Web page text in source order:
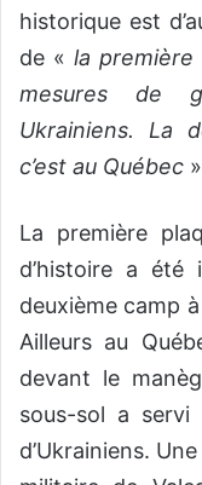
historique est
de « la première
mesures de
Ukrainiens. La
c’est au Québec
La première
d’histoire a été
deuxième camp
Ailleurs au
devant le
sous-sol a
d’Ukrainiens.